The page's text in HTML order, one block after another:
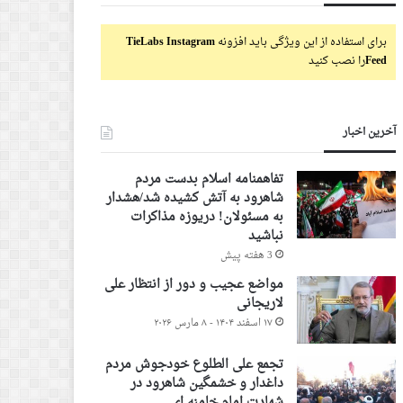
دولت دائما پالس ذلت می فرستد!/ ترامپ: برای
با ایران عجله‌ای ندارم
و پزشکیان و بازهم
۲۹ خرداد ۱۴۰۴ - ۱۹ ژوئن ۲۰۲۵
نفر از بسیجیان شاهرودی، محسوس
و نامحسوس اوضاع را زیر نظر دارند
برای استفاده از این ویژگی باید افزونهTieLabs Instagram
Feedرا نصب کنید
آخرین اخبار
تفاهمنامه اسلام بدست مردم
شاهرود به آتش کشیده شد/هشدار
به مسئولان! دریوزه مذاکرات
نباشید
3 هفته پیش
مواضع عجیب و دور از انتظار علی
لاریجانی
۱۷ اسفند ۱۴۰۴ - ۸ مارس ۲۰۲۶
تجمع علی الطلوع خودجوش مردم
داغدار و خشمگین شاهرود در